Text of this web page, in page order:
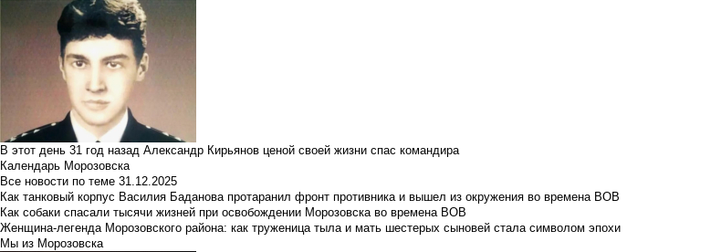
В этот день 31 год назад Александр Кирьянов ценой своей жизни спас командира
Календарь Морозовска
Все новости по теме 31.12.2025
Как танковый корпус Василия Баданова протаранил фронт противника и вышел из окружения во времена ВОВ
Как собаки спасали тысячи жизней при освобождении Морозовска во времена ВОВ
Женщина-легенда Морозовского района: как труженица тыла и мать шестерых сыновей стала символом эпохи
Мы из Морозовска